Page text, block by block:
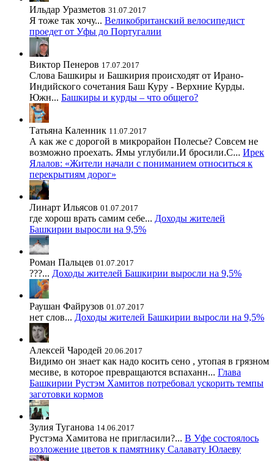
Ильдар Уразметов 31.07.2017
Я тоже так хочу... Великобританский велосипедист
проедет от Уфы до Португалии
Виктор Пенеров 17.07.2017
Слова Башкиры и Башкирия происходят от Ирано-
Индийского сочетания Баш Куру - Верхние Курды.
Южн... Башкиры и курды – что общего?
Татьяна Каленник 11.07.2017
А как же с дорогой в микрорайон Полесье? Совсем не
возможно проехать. Ямы углубили.И бросили.С... Ирек
Ялалов: «Жители начали с пониманием относиться к
перекрытиям дорог»
Линарт Ильясов 01.07.2017
где хорош врать самим себе... Доходы жителей
Башкирии выросли на 9,5%
Роман Пальцев 01.07.2017
???... Доходы жителей Башкирии выросли на 9,5%
Раушан Файрузов 01.07.2017
нет слов... Доходы жителей Башкирии выросли на 9,5%
Алексей Чародей 20.06.2017
Видимо он знает как надо косить сено , утопая в грязном
месиве, в которое превращаются вспаханн... Глава
Башкирии Рустэм Хамитов потребовал ускорить темпы
заготовки кормов
Зулия Туганова 14.06.2017
Рустэма Хамитова не пригласили?... В Уфе состоялось
возложение цветов к памятнику Салавату Юлаеву